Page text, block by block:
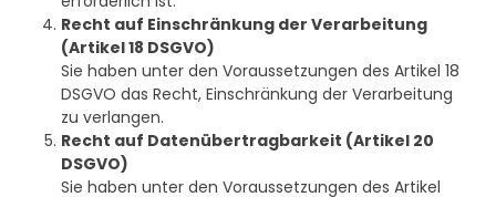
Recht auf Einschränkung der Verarbeitung
(Artikel 18 DSGVO)
Sie haben unter den Voraussetzungen des Artikel 18
DSGVO das Recht, Einschränkung der Verarbeitung
zu verlangen.
Recht auf Datenübertragbarkeit (Artikel 20
DSGVO)
Sie haben unter den Voraussetzungen des Artikel